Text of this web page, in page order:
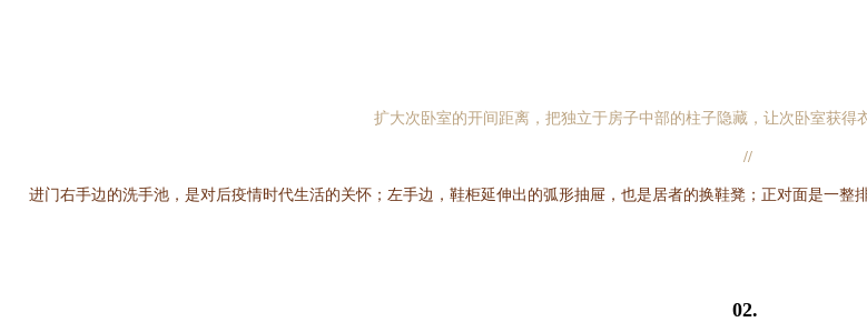
扩大次卧室的开间距离，把独立于房子中部的柱子隐藏，让次卧室获得
//
进门右手边的洗手池，是对后疫情时代生活的关怀；左手边，鞋柜延伸出的弧形抽屉，也是 居者的换鞋凳； 正对面是一整
02.